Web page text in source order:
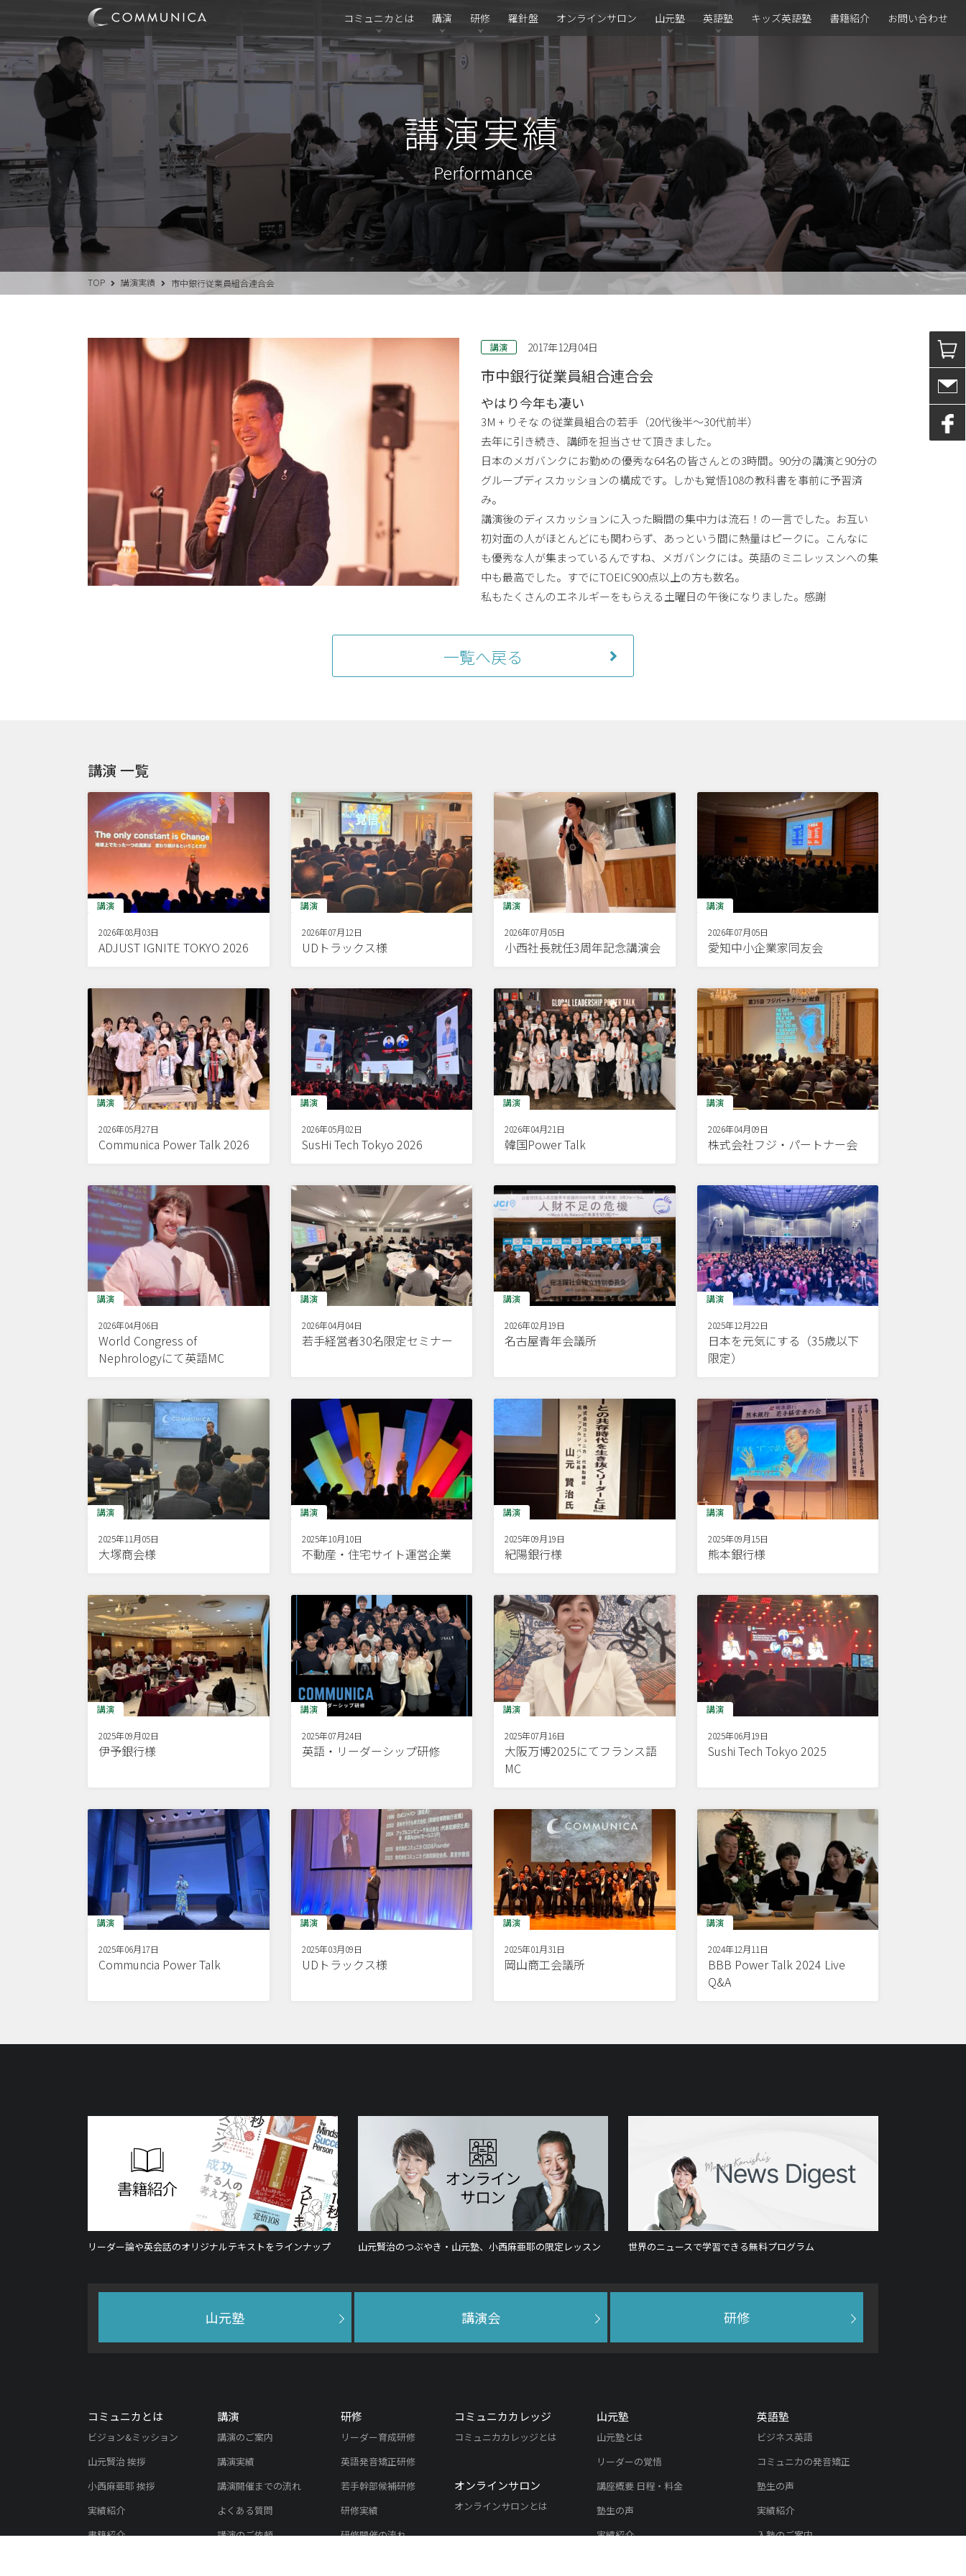
コミュニカとは 講演 研修 羅針盤 オンラインサロン 山元塾 英語塾 キッズ英語塾 書籍紹介 お問い合わせ
講演実績
Performance
TOP 講演実績 市中銀行従業員組合連合会
講演 2017年12月04日
市中銀行従業員組合連合会
やはり今年も凄い
3M + りそな の従業員組合の若手（20代後半〜30代前半）
去年に引き続き、講師を担当させて頂きました。
日本のメガバンクにお勤めの優秀な64名の皆さんとの3時間。90分の講演と90分の
グループディスカッションの構成です。しかも覚悟108の教科書を事前に予習済
み。
講演後のディスカッションに入った瞬間の集中力は流石！の一言でした。お互い
初対面の人がほとんどにも関わらず、あっという間に熱量はピークに。こんなに
も優秀な人が集まっているんですね、メガバンクには。英語のミニレッスンへの集
中も最高でした。すでにTOEIC900点以上の方も数名。
私もたくさんのエネルギーをもらえる土曜日の午後になりました。感謝
一覧へ戻る
講演 一覧
講演
2026年08月03日
ADJUST IGNITE TOKYO 2026
講演
2026年07月12日
UDトラックス様
講演
2026年07月05日
小西社長就任3周年記念講演会
講演
2026年07月05日
愛知中小企業家同友会
講演
2026年05月27日
Communica Power Talk 2026
講演
2026年05月02日
SusHi Tech Tokyo 2026
講演
2026年04月21日
韓国Power Talk
講演
2026年04月09日
株式会社フジ・パートナー会
講演
2026年04月06日
World Congress of
Nephrologyにて英語MC
講演
2026年04月04日
若手経営者30名限定セミナー
講演
2026年02月19日
名古屋青年会議所
講演
2025年12月22日
日本を元気にする（35歳以下
限定）
講演
2025年11月05日
大塚商会様
講演
2025年10月10日
不動産・住宅サイト運営企業
講演
2025年09月19日
紀陽銀行様
講演
2025年09月15日
熊本銀行様
講演
2025年09月02日
伊予銀行様
講演
2025年07月24日
英語・リーダーシップ研修
講演
2025年07月16日
大阪万博2025にてフランス語
MC
講演
2025年06月19日
Sushi Tech Tokyo 2025
講演
2025年06月17日
Communcia Power Talk
講演
2025年03月09日
UDトラックス様
講演
2025年01月31日
岡山商工会議所
講演
2024年12月11日
BBB Power Talk 2024 Live
Q&A
リーダー論や英会話のオリジナルテキストをラインナップ 山元賢治のつぶやき・山元塾、小西麻亜耶の限定レッスン 世界のニュースで学習できる無料プログラム
山元塾 講演会 研修
コミュニカとは
ビジョン&ミッション
山元賢治 挨拶
小西麻亜耶 挨拶
実績紹介
書籍紹介
講演
講演のご案内
講演実績
講演開催までの流れ
よくある質問
講演のご依頼
研修
リーダー育成研修
英語発音矯正研修
若手幹部候補研修
研修実績
研修開催の流れ
コミュニカカレッジ
コミュニカカレッジとは
オンラインサロン
オンラインサロンとは
山元塾
山元塾とは
リーダーの覚悟
講座概要 日程・料金
塾生の声
実績紹介
英語塾
ビジネス英語
コミュニカの発音矯正
塾生の声
実績紹介
入塾のご案内